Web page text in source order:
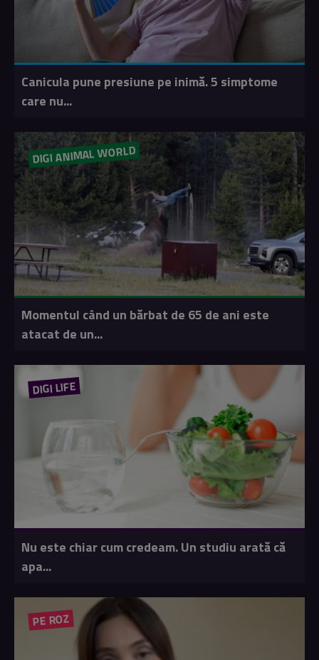
Canicula pune presiune pe inimă. 5 simptome
care nu...
DIGI ANIMAL WORLD
Momentul când un bărbat de 65 de ani este
atacat de un...
DIGI LIFE
Nu este chiar cum credeam. Un studiu arată că
apa...
PE ROZ